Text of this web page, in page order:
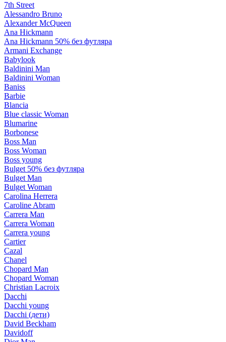
7th Street
Alessandro Bruno
Alexander McQueen
Ana Hickmann
Ana Hickmann 50% без футляра
Armani Exchange
Babylook
Baldinini Man
Baldinini Woman
Baniss
Barbie
Blancia
Blue classic Woman
Blumarine
Borbonese
Boss Man
Boss Woman
Boss young
Bulget 50% без футляра
Bulget Man
Bulget Woman
Carolina Herrera
Caroline Abram
Carrera Man
Carrera Woman
Carrera young
Cartier
Cazal
Chanel
Chopard Man
Chopard Woman
Christian Lacroix
Dacchi
Dacchi young
Dacchi (дети)
David Beckham
Davidoff